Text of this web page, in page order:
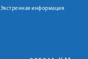
Экстренная информация